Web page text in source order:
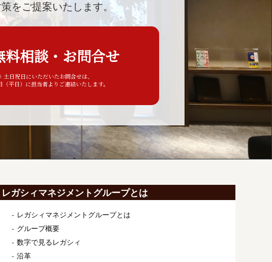
をご提案いたします。
料相談・お問合せ
土日祝日にいただいたお問合せは、
（平日）に担当者よりご連絡いたします。
レガシィマネジメントグループとは
レガシィマネジメントグループとは
グループ概要
数字で見るレガシィ
沿革